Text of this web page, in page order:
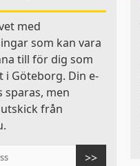
med
som kan vara
till för dig som
i Göteborg. Din e-
sparas, men
från
>>